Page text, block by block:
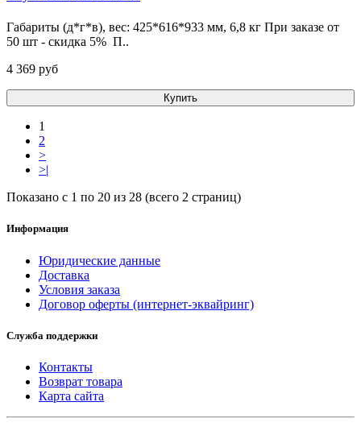
Габариты (д*г*в), вес: 425*616*933 мм, 6,8 кг При заказе от
50 шт - скидка 5% П..
4 369 pуб
Купить
1
2
>
>|
Показано с 1 по 20 из 28 (всего 2 страниц)
Информация
Юридические данные
Доставка
Условия заказа
Договор оферты (интернет-эквайринг)
Служба поддержки
Контакты
Возврат товара
Карта сайта